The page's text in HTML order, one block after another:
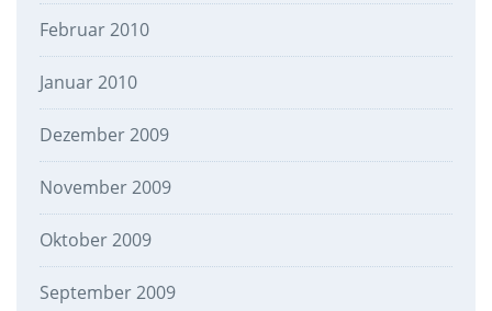
Februar 2010
Januar 2010
Dezember 2009
November 2009
Oktober 2009
September 2009